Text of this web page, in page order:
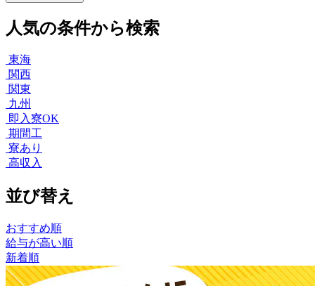
人気の条件から検索
東海
関西
関東
九州
即入寮OK
期間工
寮あり
高収入
並び替え
おすすめ順
給与が高い順
新着順